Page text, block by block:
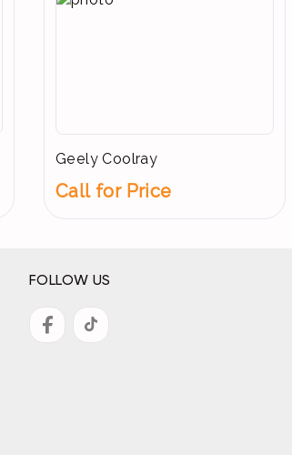
Geely Coolray
Call for Price
FOLLOW US